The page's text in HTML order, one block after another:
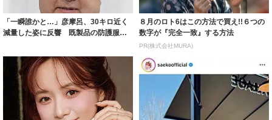
「一瞬誰かと…」彦摩呂、30キロ近く
減量した姿に反響 既製品の防護服が
８月のロト6はこの方法で買え!!６つの
数字が『完全一致』する方法
PR(株式会社MURA)